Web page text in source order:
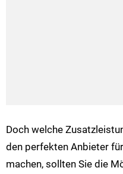
Doch welche
den perfekten Anbieter
machen, sollten Sie die